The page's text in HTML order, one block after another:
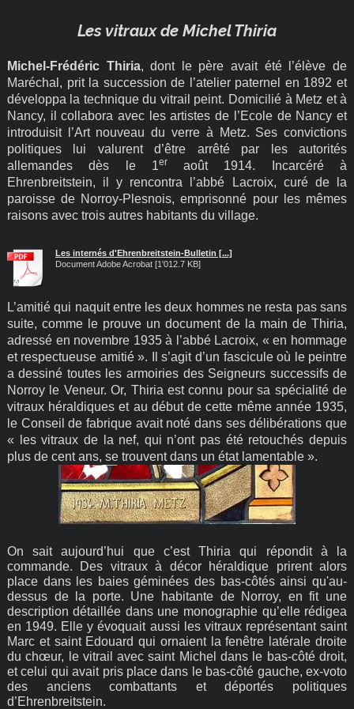
Les vitraux de Michel Thiria
Michel-Frédéric Thiria, dont le père avait été l’élève de
Maréchal, prit la succession de l’atelier paternel en 1892 et
développa la technique du vitrail peint. Domicilié à Metz et à
Nancy, il collabora avec les artistes de l’Ecole de Nancy et
introduisit l’Art nouveau du verre à Metz. Ses convictions
politiques lui valurent d’être arrêté par les autorités
allemandes dès le 1er
août 1914. Incarcéré à
Ehrenbreitstein, il y rencontra l’abbé Lacroix, curé de la
paroisse de Norroy-Plesnois, emprisonné pour les mêmes
raisons avec trois autres habitants du village.
Les internés d'Ehrenbreitstein-Bulletin [...]
Document Adobe Acrobat [1'012.7 KB]
L’amitié qui naquit entre les deux hommes ne resta pas sans
suite, comme le prouve un document de la main de Thiria,
adressé en novembre 1935 à l’abbé Lacroix, « en hommage
et respectueuse amitié ». Il s’agit d’un fascicule où le peintre
a dessiné toutes les armoiries des Seigneurs successifs de
Norroy le Veneur. Or, Thiria est connu pour sa spécialité de
vitraux héraldiques et au début de cette même année 1935,
le Conseil de fabrique avait noté dans ses délibérations que
« les vitraux de la nef, qui n’ont pas été retouchés depuis
plus de cent ans, se trouvent dans un état lamentable ».
On sait aujourd’hui que c’est Thiria qui répondit à la
commande. Des vitraux à décor héraldique prirent alors
place dans les baies géminées des bas-côtés ainsi qu'au-
dessus de la porte. Une habitante de Norroy, en fit une
description détaillée dans une monographie qu’elle rédigea
en 1949. Elle y évoquait aussi les vitraux représentant saint
Marc et saint Edouard qui ornaient la fenêtre latérale droite
du chœur, le vitrail avec saint Michel dans le bas-côté droit,
et celui qui avait pris place dans le bas-côté gauche, ex-voto
des anciens combattants et déportés politiques
d’Ehrenbreitstein.